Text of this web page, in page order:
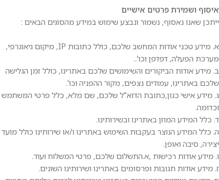
איסוף ושמירת פרטים אישיים
ייתכן שאנו נאסוף, נשמור ונבצע שימוש במידע מהסוגים הבאים :
א. מידע טכני אודות המחשב שלכם, כולל כתובות IP, מיקום גיאוגרפי,
מערכת הפעלה, דפדפן וכו'..
ב. מידע אודות הביקורים והשימושים שלכם באתרינו, כולל זמן הגלישה
שלכם באתרינו, עמודים נצפים, מקור ההפניה וכו'.
ג. מידע אישי כגון,כתובת הדוא"ל שלכם, שם מלא, כלל פרטי המשתמש
וכדומה.
ד. כלל המידע המוזן באתרינו ובשירותינו.
ה. כלל המידע הנוצר בעקבות השימוש באתרינו ו/או שירותינו כולל מועד
יצירה, סיבה ואופן.
ו. מידע אודות רכישות ,א.התשלום שלכם, פרטי המשלוח ועוד.
ז. מידע אודות תגובות ופרסומים באתרינו ושירותינו השונים.